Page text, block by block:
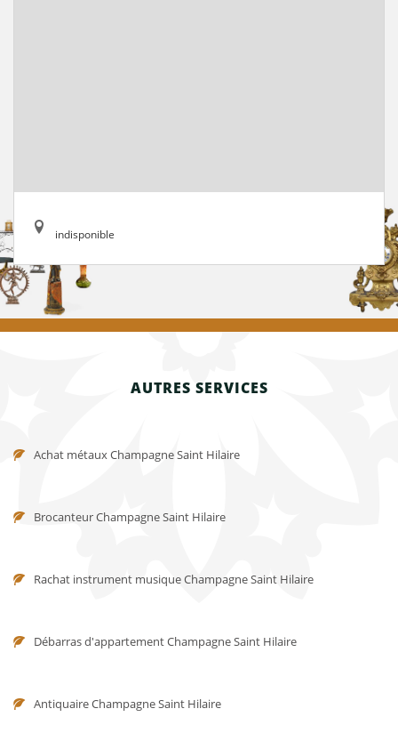
indisponible
AUTRES SERVICES
Achat métaux Champagne Saint Hilaire
Brocanteur Champagne Saint Hilaire
Rachat instrument musique Champagne Saint Hilaire
Débarras d'appartement Champagne Saint Hilaire
Antiquaire Champagne Saint Hilaire